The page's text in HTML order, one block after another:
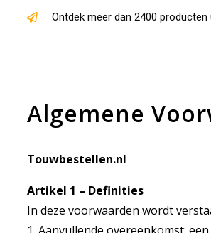
Ontdek meer dan 2400
Algemene
Touwbestellen.nl
Artikel 1 – Definities
In deze voorwaarden wordt